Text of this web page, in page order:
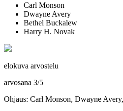
Carl Monson
Dwayne Avery
Bethel Buckalew
Harry H. Novak
elokuva arvostelu
arvosana 3/5
Ohjaus: Carl Monson, Dwayne